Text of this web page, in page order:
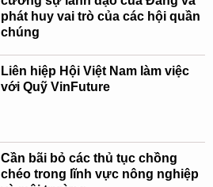
phát huy vai trò của các hội quần
chúng
Liên hiệp Hội Việt Nam làm việc
với Quỹ VinFuture
Cần bãi bỏ các thủ tục chồng
chéo trong lĩnh vực nông nghiệp